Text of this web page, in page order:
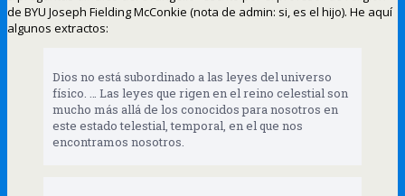
de BYU Joseph Fielding McConkie (nota de admin: si, es el hijo). He aquí
algunos extractos:
Dios no está subordinado a las leyes del universo
físico. … Las leyes que rigen en el reino celestial son
mucho más allá de los conocidos para nosotros en
este estado telestial, temporal, en el que nos
encontramos nosotros.